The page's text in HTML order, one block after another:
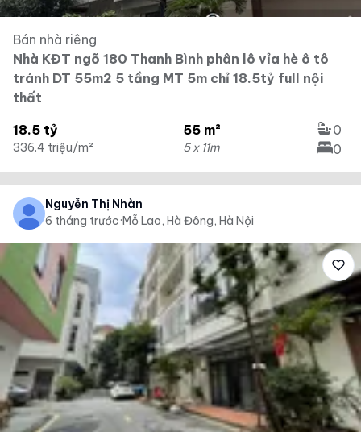
Bán nhà riêng
Nhà KĐT ngõ 180 Thanh Bình phân lô vỉa hè ô tô
tránh DT 55m2 5 tầng MT 5m chỉ 18.5tỷ full nội
thất
18.5 tỷ
336.4 triệu/m²
55 m²
5 x 11m
0
0
Nguyễn Thị Nhàn
6 tháng trước·Mỗ Lao, Hà Đông, Hà Nội